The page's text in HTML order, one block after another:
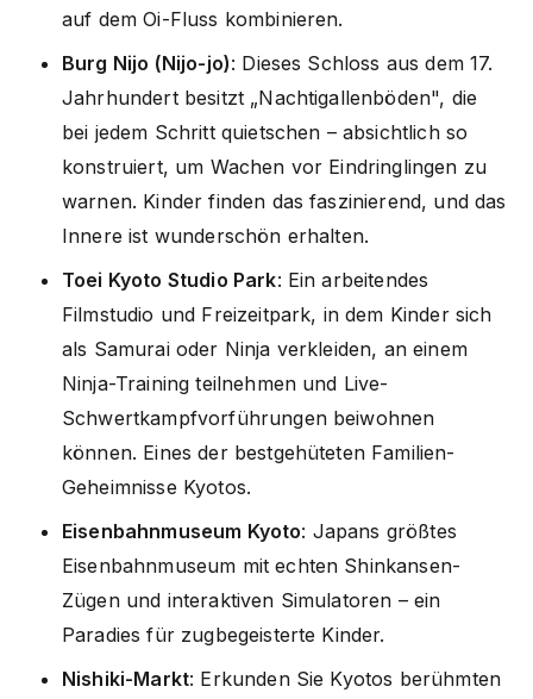
auf dem Oi-Fluss kombinieren.
Burg Nijo (Nijo-jo): Dieses Schloss aus dem 17.
Jahrhundert besitzt „Nachtigallenböden", die
bei jedem Schritt quietschen – absichtlich so
konstruiert, um Wachen vor Eindringlingen zu
warnen. Kinder finden das faszinierend, und das
Innere ist wunderschön erhalten.
Toei Kyoto Studio Park: Ein arbeitendes
Filmstudio und Freizeitpark, in dem Kinder sich
als Samurai oder Ninja verkleiden, an einem
Ninja-Training teilnehmen und Live-
Schwertkampfvorführungen beiwohnen
können. Eines der bestgehüteten Familien-
Geheimnisse Kyotos.
Eisenbahnmuseum Kyoto: Japans größtes
Eisenbahnmuseum mit echten Shinkansen-
Zügen und interaktiven Simulatoren – ein
Paradies für zugbegeisterte Kinder.
Nishiki-Markt: Erkunden Sie Kyotos berühmten